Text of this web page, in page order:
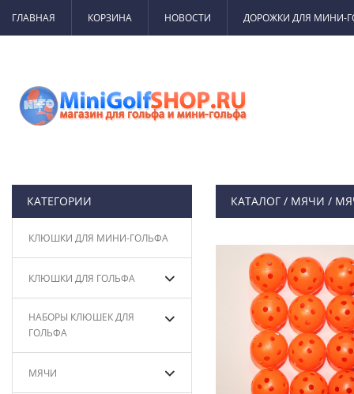
ГЛАВНАЯ КОРЗИНА НОВОСТИ ДОРОЖКИ ДЛЯ МИНИ-
КАТЕГОРИИ
КЛЮШКИ ДЛЯ МИНИ-ГОЛЬФА
КЛЮШКИ ДЛЯ ГОЛЬФА
НАБОРЫ КЛЮШЕК ДЛЯ
ГОЛЬФА
МЯЧИ
КАТАЛОГ/ МЯЧИ /